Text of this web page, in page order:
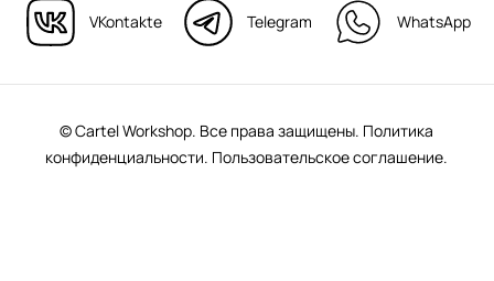
VKontakte Telegram WhatsApp
© Cartel Workshop. Все права защищены. Политика
конфиденциальности. Пользовательское соглашение.